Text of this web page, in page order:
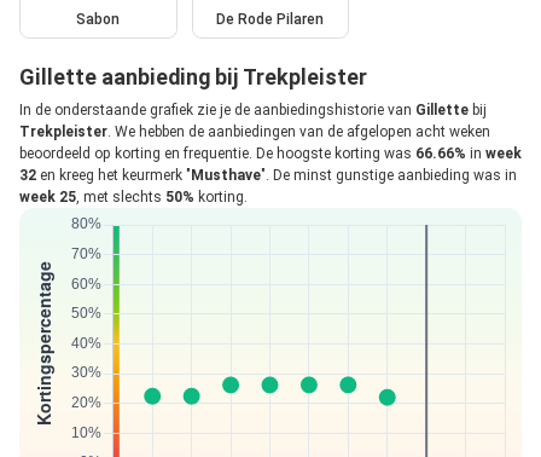
Sabon De Rode Pilaren
Gillette aanbieding bij Trekpleister
In de onderstaande grafiek zie je de aanbiedingshistorie van Gillette bij
Trekpleister. We hebben de aanbiedingen van de afgelopen acht weken
beoordeeld op korting en frequentie. De hoogste korting was 66.66% in week
32 en kreeg het keurmerk " Musthave". De minst gunstige aanbieding was in
week 25, met slechts 50% korting.